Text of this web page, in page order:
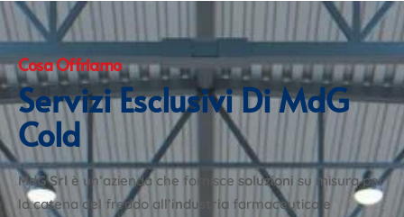
Cosa Offriamo
Servizi Esclusivi Di MdG
Cold
MdG Srl è un’azienda che fornisce soluzioni su misura per
la catena del freddo all’industria farmaceutica e